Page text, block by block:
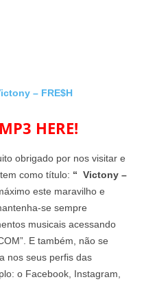
– FRE$H
HERE!
obrigado por nos visitar e
como título: “ Victony –
este maravilho e
se sempre
musicais acessando
E também, não se
nos seus perfis das
o Facebook, Instagram,